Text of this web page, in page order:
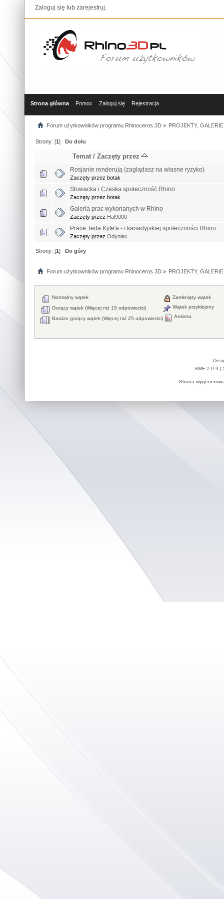
Zaloguj się lub zarejestruj.
Strona główna Pomoc Zaloguj się Rejestracja
Forum użytkowników programu Rhinoceros 3D» PROJEKTY,
Strony: [1]Do dołu
Temat /Zaczęty przez
Rosjanie renderują (zaglądasz na własne ryzyko)
Zaczęty przez botak
Słowacka i Czeska społeczność Rhino
Zaczęty przez botak
Galeria prac wykonanych w Rhino
Zaczęty przez Hal9000
Prace Teda Kyte'a - i kanadyjskiej społeczności Rhino
Zaczęty przez Odyniec
Strony: [1]Do góry
Forum użytkowników programu Rhinoceros 3D» PROJEKTY,
Normalny wątek
Gorący wątek (Więcej niż 15 odpowiedzi)
Bardzo gorący wątek (Więcej niż 25 odpowiedzi)
Zamknięty wątek
Wątek przyklejony
Ankieta
SMF 2.0.9 |
Strona